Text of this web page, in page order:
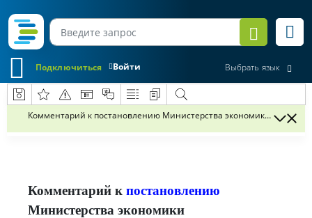
Войти
Подключиться Выбрать язык
Комментарий к постановлению Министерства экономики
Комментарий к постановлению
Министерства экономики